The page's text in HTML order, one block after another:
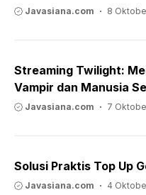
Javasiana.com 8
Streaming Twilight:
Vampir dan Manusia
Javasiana.com 7
Solusi Praktis Top Up
Javasiana.com 4